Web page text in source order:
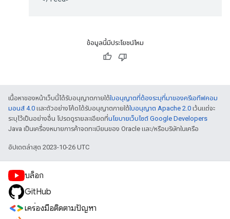
ข้อมูลนี้มีประโยชน์ไหม
เนื้อหาของหน้าเว็บนี้ได้รับอนุญาตภายใต้ใบอนุญาตที่ต้องระบุที่มาของครีเอทีฟคอม
มอนส์ 4.0 และตัวอย่างโค้ดได้รับอนุญาตภายใต้ใบอนุญาต Apache 2.0 เว้นแต่จะ
ระบุไว้เป็นอย่างอื่น โปรดดูรายละเอียดที่นโยบายเว็บไซต์ Google Developers
Java เป็นเครื่องหมายการค้าจดทะเบียนของ Oracle และ/หรือบริษัทในเครือ
อัปเดตล่าสุด 2023-10-26 UTC
บล็อก
GitHub
เครื่องมือติดตามปัญหา